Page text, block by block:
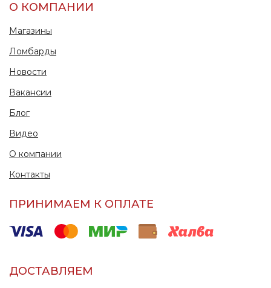
О КОМПАНИИ
Магазины
Ломбарды
Новости
Вакансии
Блог
Видео
О компании
Контакты
ПРИНИМАЕМ К ОПЛАТЕ
ДОСТАВЛЯЕМ